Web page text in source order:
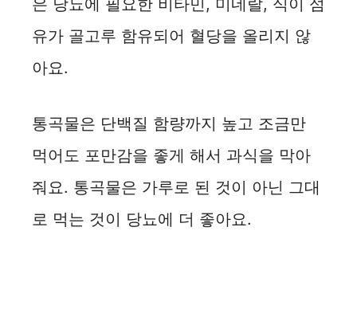
은 당뇨에 필요한 비타민, 미네랄, 식이 섬
유가 골고루 함유되어 혈당을 올리지 않
아요.
통곡물은 단백질 함량까지 높고 조금만
먹어도 포만감을 좋게 해서 과식을 막아
줘요. 통곡물은 가루로 된 것이 아닌 그대
로 먹는 것이 당뇨에 더 좋아요.